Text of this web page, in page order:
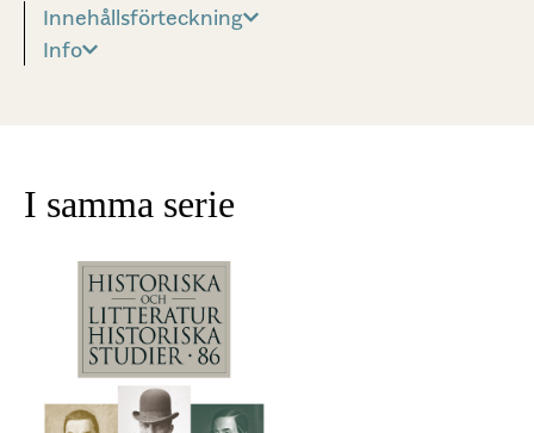
Innehållsförteckning
Info
I samma serie